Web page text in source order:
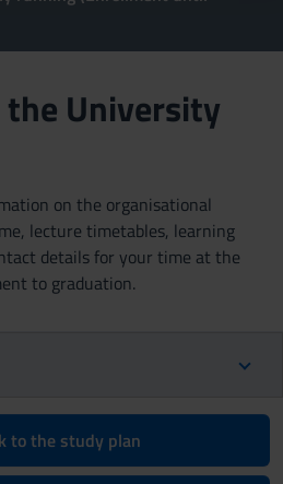
University
on the organisational
lecture timetables, learning
details for your time at the
to graduation.
to the study plan